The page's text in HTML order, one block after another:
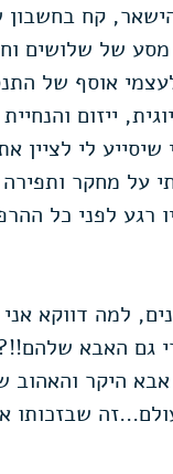
קח בחשבון
של שלושים
אותו.קבעתי לעצמי
ייזום
לי לציין
על מחקר
רגע לפני כל
למה דווקא
גם האבא
היקר והאהוב
שבזכותו